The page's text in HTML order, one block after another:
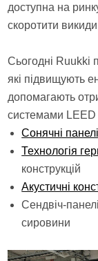
доступна на
скоротити
Сьогодні Ruukki
які підвищують
допомагають
системами LEED
Сонячні
Технологія
конструкцій
Акустичні
Сендвіч-
сировини